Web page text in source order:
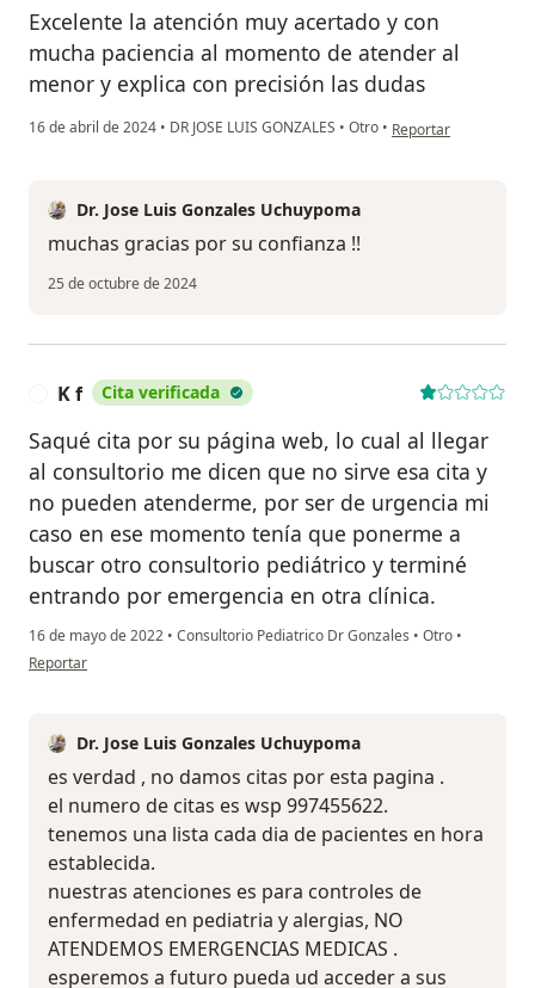
Excelente la atención muy acertado y con
mucha paciencia al momento de atender al
menor y explica con precisión las dudas
16 de abril de 2024 • DR JOSE LUIS GONZALES • Otro • en opinión del
Reportar
Dr. Jose Luis Gonzales Uchuypoma
muchas gracias por su confianza !!
25 de octubre de 2024
K f Cita verificada
Saqué cita por su página web, lo cual al llegar
al consultorio me dicen que no sirve esa cita y
no pueden atenderme, por ser de urgencia mi
caso en ese momento tenía que ponerme a
buscar otro consultorio pediátrico y terminé
entrando por emergencia en otra clínica.
16 de mayo de 2022 • Consultorio Pediatrico Dr Gonzales • Otro •
en opinión del usuario K f
Reportar
Dr. Jose Luis Gonzales Uchuypoma
es verdad , no damos citas por esta pagina .
el numero de citas es wsp 997455622.
tenemos una lista cada dia de pacientes en hora
establecida.
nuestras atenciones es para controles de
enfermedad en pediatria y alergias, NO
ATENDEMOS EMERGENCIAS MEDICAS .
esperemos a futuro pueda ud acceder a sus